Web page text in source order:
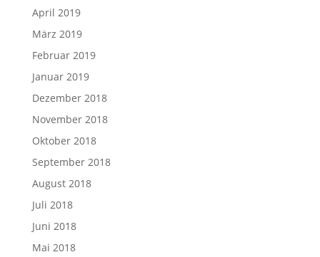
April 2019
März 2019
Februar 2019
Januar 2019
Dezember 2018
November 2018
Oktober 2018
September 2018
August 2018
Juli 2018
Juni 2018
Mai 2018